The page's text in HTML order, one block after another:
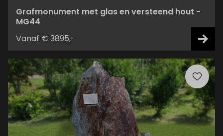
Grafmonument met glas en versteend hout -
MG44
Vanaf € 3895,-